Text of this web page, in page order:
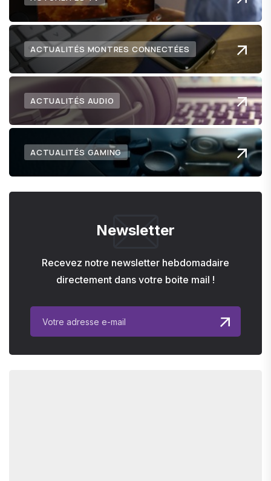
ACTUALITÉS MONTRES CONNECTÉES
ACTUALITÉS AUDIO
ACTUALITÉS GAMING
Newsletter
Recevez notre newsletter hebdomadaire
directement dans votre boite mail !